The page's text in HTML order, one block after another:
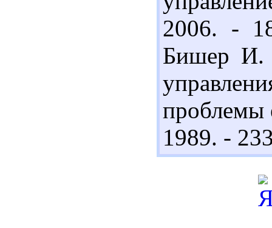
2006. -
Бишер И.
проблемы
1989. -